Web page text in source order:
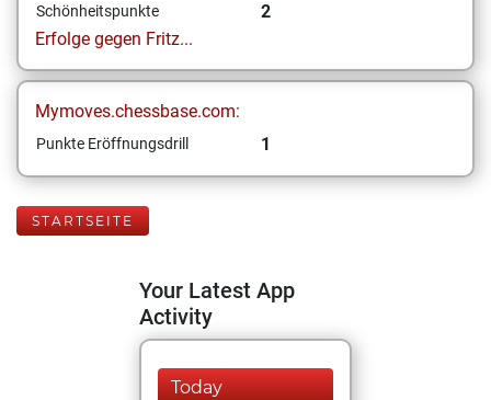
Schönheitspunkte
2
Erfolge gegen Fritz...
Mymoves.chessbase.com:
Punkte Eröffnungsdrill 1
STARTSEITE
Your Latest App
Activity
Today